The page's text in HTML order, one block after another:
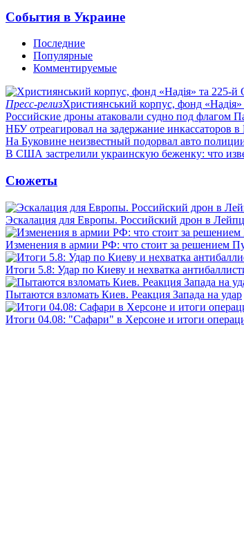
События в Украине
Последние
Популярные
Комментируемые
Пресс-релизХристиянський корпус, фонд
Российские дроны атаковали судно под флагом
НБУ отреагировал на задержание инкассаторов
На Буковине неизвестный подорвал авто
В США застрелили украинскую беженку: что
Сюжеты
Эскалация для Европы. Российский дрон в
Изменения в армии РФ: что стоит за решением
Итоги 5.8: Удар по Киеву и нехватка
Пытаются взломать Киев. Реакция Запада на удар
Итоги 04.08: "Сафари" в Херсоне и итоги